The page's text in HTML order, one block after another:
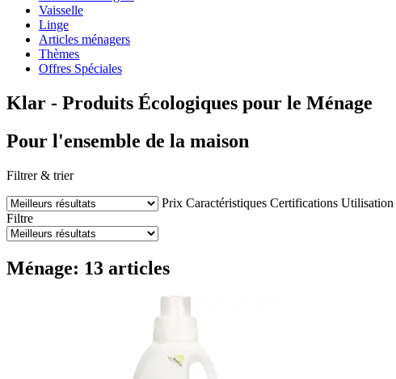
Vaisselle
Linge
Articles ménagers
Thèmes
Offres Spéciales
Klar - Produits Écologiques pour le Ménage
Pour l'ensemble de la maison
Filtrer & trier
Prix Caractéristiques Certifications Utilisation
Filtre
Ménage: 13 articles